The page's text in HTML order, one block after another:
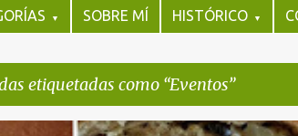
▼ SOBRE MÍ HISTÓRICO ▼
etiquetadas como Eventos